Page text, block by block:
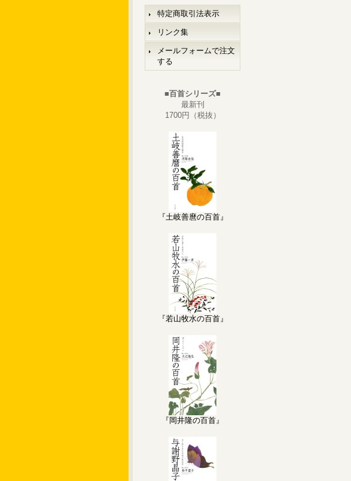
特定商取引法表示
リンク集
メールフォームで注文
する
■百首シリーズ■
最新刊
1700円（税抜）
『土岐善麿の百首』
『若山牧水の百首』
『岡井隆の百首』